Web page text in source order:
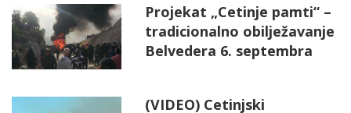
Projekat „Cetinje pamti“ –
tradicionalno obilježavanje
Belvedera 6. septembra
(VIDEO) Cetinjski